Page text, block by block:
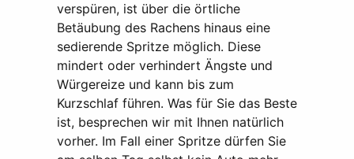
verspüren, ist über die örtliche
Betäubung des Rachens hinaus eine
sedierende Spritze möglich. Diese
mindert oder verhindert Ängste und
Würgereize und kann bis zum
Kurzschlaf führen. Was für Sie das Beste
ist, besprechen wir mit Ihnen natürlich
vorher. Im Fall einer Spritze dürfen Sie